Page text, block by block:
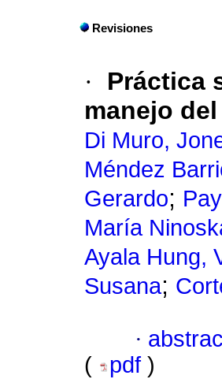
Revisiones
·
Práctica
manejo
Di Muro,
Méndez
Gerardo;
María
Ayala Hung,
Susana;
·
(
pdf )